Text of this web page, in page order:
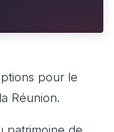
pour le
Réunion.